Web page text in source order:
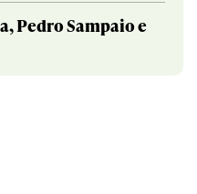
Pedro Sampaio e